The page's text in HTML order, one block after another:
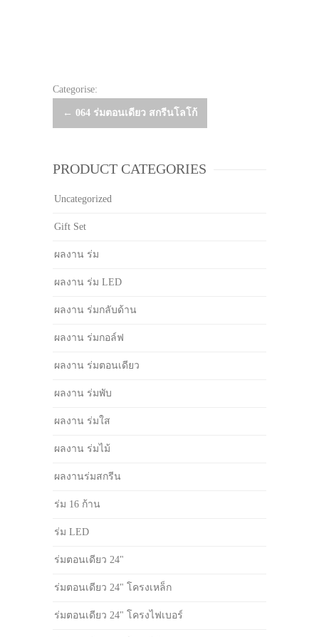
Categorise:
Post
← 064 ร่มตอนเดียว สกรีนโลโก้
PRODUCT CATEGORIES
Uncategorized
Gift Set
ผลงาน ร่ม
ผลงาน ร่ม LED
ผลงาน ร่มกลับด้าน
ผลงาน ร่มกอล์ฟ
ผลงาน ร่มตอนเดียว
ผลงาน ร่มพับ
ผลงาน ร่มใส
ผลงาน ร่มไม้
ผลงานร่มสกรีน
ร่ม 16 ก้าน
ร่ม LED
ร่มตอนเดียว 24"
ร่มตอนเดียว 24" โครงเหล็ก
ร่มตอนเดียว 24" โครงไฟเบอร์